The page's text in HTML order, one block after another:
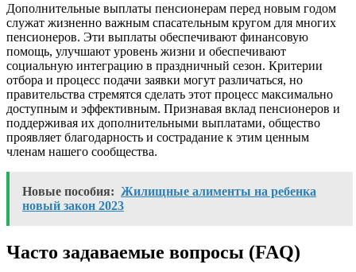
Дополнительные выплаты пенсионерам перед новым годом
служат жизненно важным спасательным кругом для многих
пенсионеров. Эти выплаты обеспечивают финансовую
помощь, улучшают уровень жизни и обеспечивают
социальную интеграцию в праздничный сезон. Критерии
отбора и процесс подачи заявки могут различаться, но
правительства стремятся сделать этот процесс максимально
доступным и эффективным. Признавая вклад пенсионеров и
поддерживая их дополнительными выплатами, общество
проявляет благодарность и сострадание к этим ценным
членам нашего сообщества.
Новые пособия: Жилищные алименты на ребенка
новый закон 2023
Часто задаваемые вопросы (FAQ)